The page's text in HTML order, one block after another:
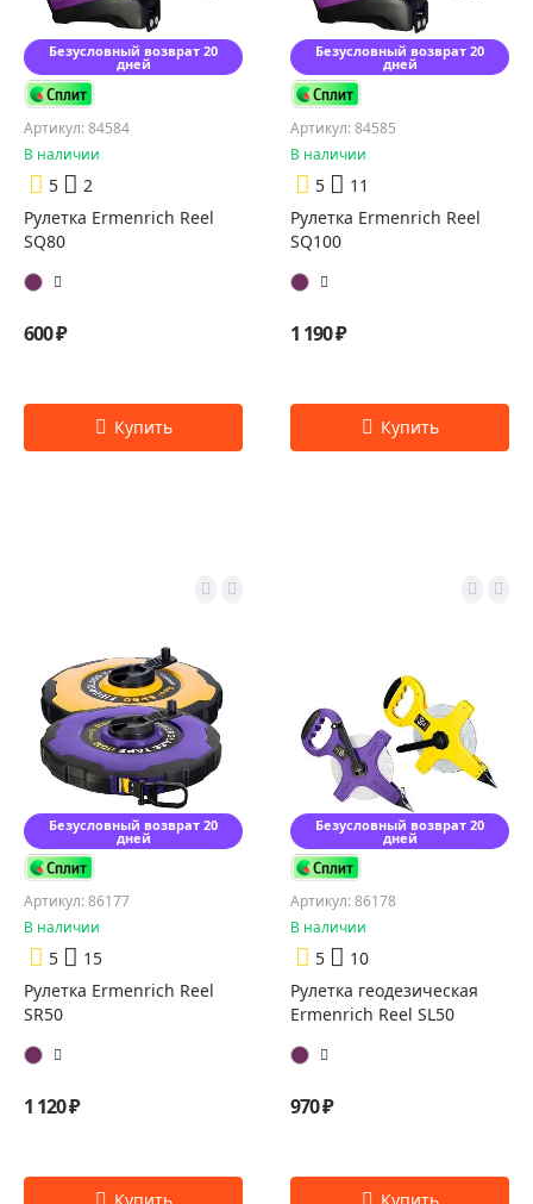
Безусловный возврат 20
дней
Артикул: 84584
В наличии
5
2
Рулетка Ermenrich Reel
SQ80
600 ₽
Безусловный возврат 20
дней
Артикул: 84585
В наличии
5
11
Рулетка Ermenrich Reel
SQ100
1 190 ₽
Безусловный возврат 20
дней
Артикул: 86177
В наличии
5
15
Рулетка Ermenrich Reel
SR50
1 120 ₽
Безусловный возврат 20
дней
Артикул: 86178
В наличии
5
10
Рулетка геодезическая
Ermenrich Reel SL50
970 ₽